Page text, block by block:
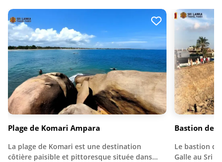
Plage de Komari Ampara
La plage de Komari est une destination
côtière paisible et pittoresque située dans…
Bastion de
Le bastion
Galle au Sri